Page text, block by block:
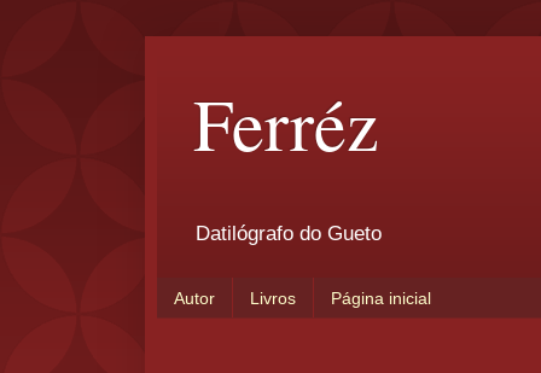
Ferréz
Datilógrafo do Gueto
Autor Livros Página inicial